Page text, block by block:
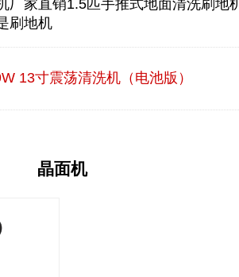
厂家直销1.5匹手推式地面清洗刷地
刷地机
13寸震荡清洗机（电池版）
晶面机